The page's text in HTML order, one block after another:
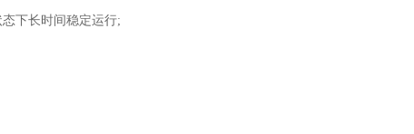
下长时间稳定运行;